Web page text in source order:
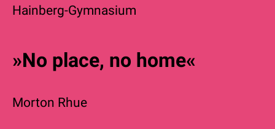
Hainberg-Gymnasium
»No place, no home«
Morton Rhue